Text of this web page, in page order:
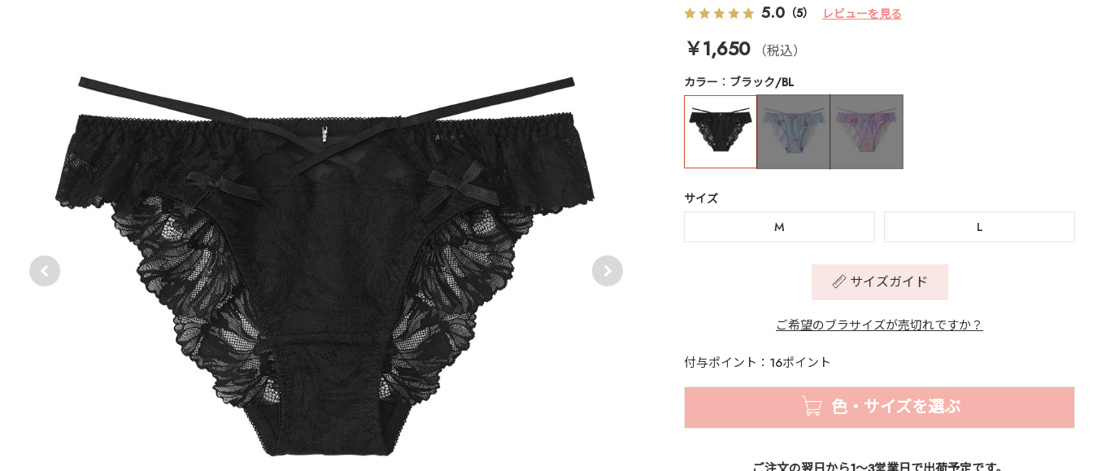
5.0 （5） レビューを見る
￥1,650 （税込）
カラー ブラック/BL
サイズ
M L
サイズガイド
ご希望のブラサイズが売切れですか？
付与ポイント：16ポイント
色・サイズを選ぶ